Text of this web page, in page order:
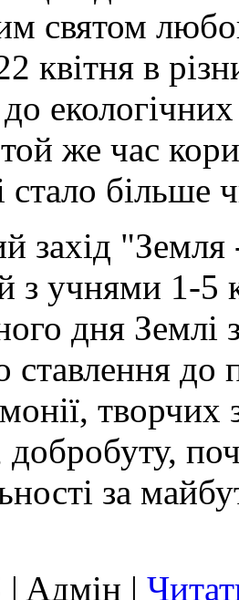
святом
квітня в
той же час
стало більше
захід "Земля
з учнями 1-5
дня Землі
ставлення до
за
Aдмін |